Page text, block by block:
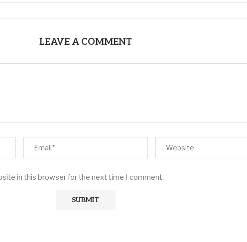
LEAVE A COMMENT
in this browser for the next time I comment.